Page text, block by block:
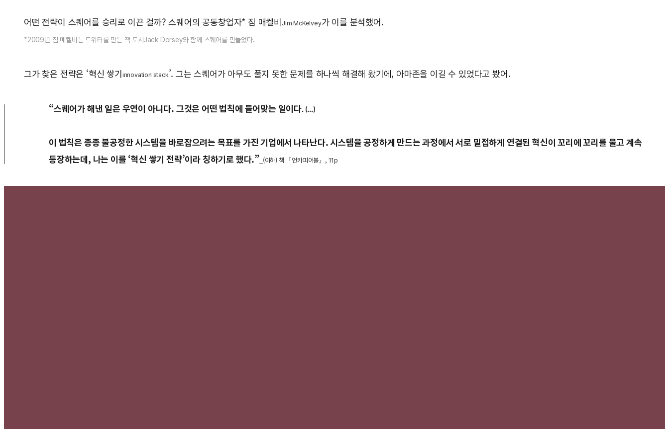
어떤 전략이 스퀘어를 승리로 이끈 걸까? 스퀘어의 공동창업자* 짐 매켈비 Jim McKelvey가 이를 분석했어.
*2009년 짐 메켈비는 트위터를 만든 잭 도시Jack Dorsey와 함께 스퀘어를 만들었다.
그가 찾은 전략은 ‘혁신 쌓기 innovation stack’. 그는 스퀘어가 아무도 풀지 못한 문제를 하나씩 해결해 왔기에, 아마존을 이길 수 있었다고 봤어.
“스퀘어가 해낸 일은 우연이 아니다. 그것은 어떤 법칙에 들어맞는 일이다. (...)
이 법칙은 종종 불공정한 시스템을 바로잡으려는 목표를 가진 기업에서 나타난다. 시스템을 공정하게 만드는 과정에서 서로 밀접하게 연결된 혁신이 꼬리에 꼬리를 물고 계속
등장하는데, 나는 이를 ‘혁신 쌓기 전략’이라 칭하기로 했다.” _(이하) 책 『언카피어블』, 11p